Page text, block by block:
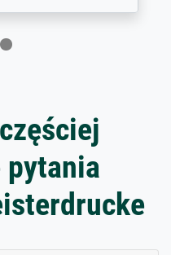
pytania